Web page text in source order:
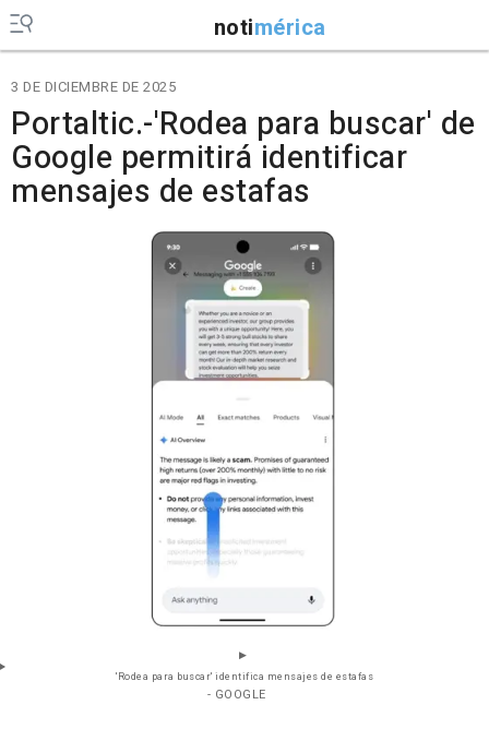
notimérica
3 DE DICIEMBRE DE 2025
Portaltic.-'Rodea para buscar' de
Google permitirá identificar
mensajes de estafas
'Rodea para buscar' identifica mensajes de estafas
- GOOGLE